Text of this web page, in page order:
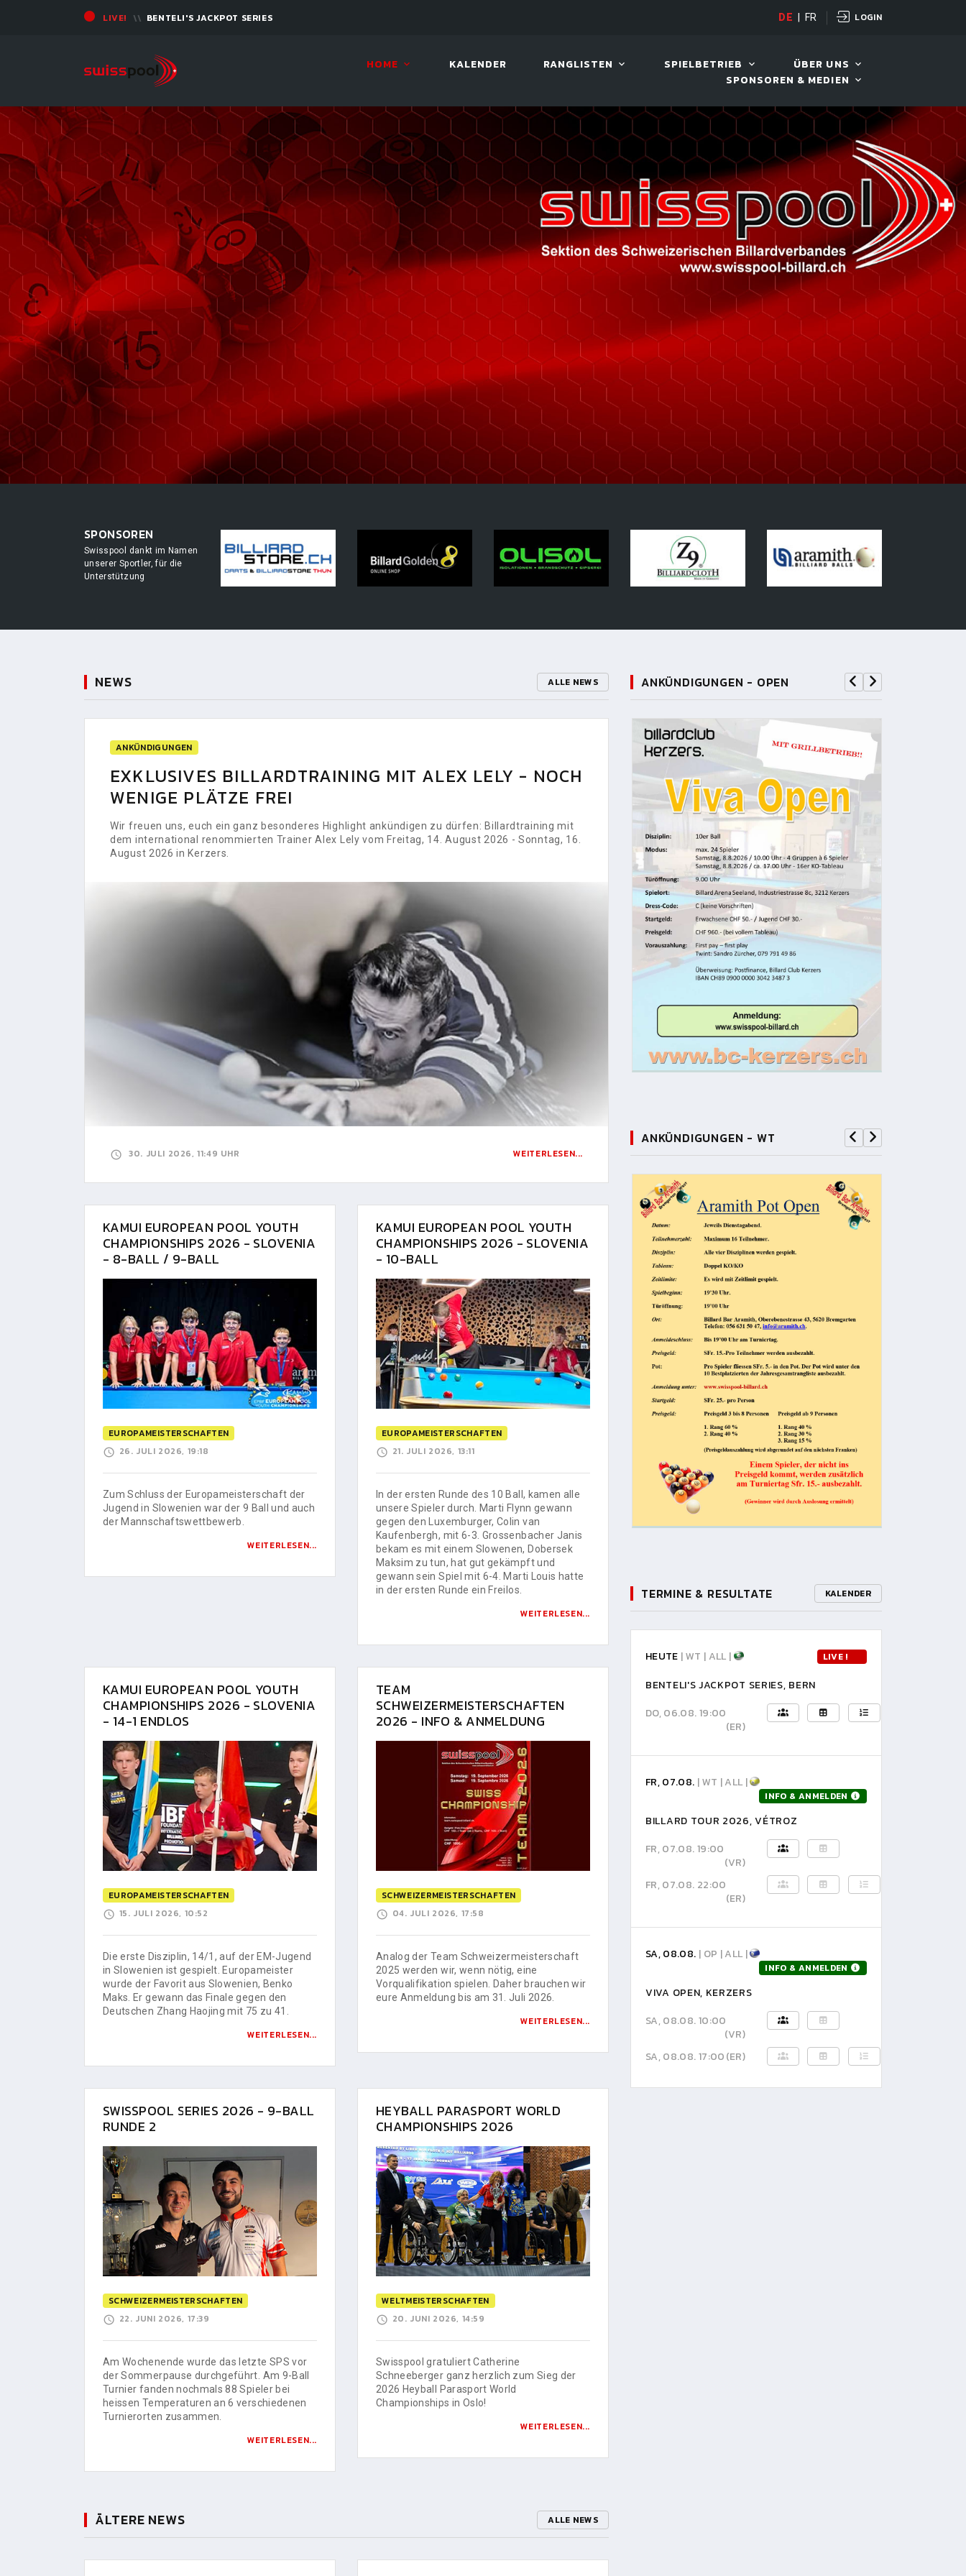
LIVE! BENTELI'S JACKPOT SERIES LIVE! BENTELI'S JACKPOT
DE FR LOGIN
HOME KALENDER RANGLISTEN SPIELBETRIEB
ÜBER UNS
SPONSOREN & MEDIEN
SPONSOREN
Swisspool dankt im Namen
unserer Sportler, für die
Unterstützung
NEWS ALLE NEWS
ANKÜNDIGUNGEN
EXKLUSIVES BILLARDTRAINING MIT ALEX LELY - NOCH
WENIGE PLÄTZE FREI
Wir freuen uns, euch ein ganz besonderes Highlight ankündigen zu dürfen: Billardtraining mit
dem international renommierten Trainer Alex Lely vom Freitag, 14. August 2026 - Sonntag, 16.
August 2026 in Kerzers.
30. JULI 2026, 11:49 UHR WEITERLESEN...
KAMUI EUROPEAN POOL YOUTH
CHAMPIONSHIPS 2026 - SLOVENIA
- 8-BALL / 9-BALL
EUROPAMEISTERSCHAFTEN
26. JULI 2026, 19:18
Zum Schluss der Europameisterschaft der
Jugend in Slowenien war der 9 Ball und auch
der Mannschaftswettbewerb.
WEITERLESEN...
KAMUI EUROPEAN POOL YOUTH
CHAMPIONSHIPS 2026 - SLOVENIA
- 10-BALL
EUROPAMEISTERSCHAFTEN
21. JULI 2026, 13:11
In der ersten Runde des 10 Ball, kamen alle
unsere Spieler durch. Marti Flynn gewann
gegen den Luxemburger, Colin van
Kaufenbergh, mit 6-3. Grossenbacher Janis
bekam es mit einem Slowenen, Dobersek
Maksim zu tun, hat gut gekämpft und
gewann sein Spiel mit 6-4. Marti Louis hatte
in der ersten Runde ein Freilos.
WEITERLESEN...
KAMUI EUROPEAN POOL YOUTH
CHAMPIONSHIPS 2026 - SLOVENIA
- 14-1 ENDLOS
EUROPAMEISTERSCHAFTEN
15. JULI 2026, 10:52
Die erste Disziplin, 14/1, auf der EM-Jugend
in Slowenien ist gespielt. Europameister
wurde der Favorit aus Slowenien, Benko
Maks. Er gewann das Finale gegen den
Deutschen Zhang Haojing mit 75 zu 41.
WEITERLESEN...
TEAM
SCHWEIZERMEISTERSCHAFTEN
2026 - INFO & ANMELDUNG
SCHWEIZERMEISTERSCHAFTEN
04. JULI 2026, 17:58
Analog der Team Schweizermeisterschaft
2025 werden wir, wenn nötig, eine
Vorqualifikation spielen. Daher brauchen wir
eure Anmeldung bis am 31. Juli 2026.
WEITERLESEN...
SWISSPOOL SERIES 2026 - 9-BALL
RUNDE 2
SCHWEIZERMEISTERSCHAFTEN
22. JUNI 2026, 17:39
Am Wochenende wurde das letzte SPS vor
der Sommerpause durchgeführt. Am 9-Ball
Turnier fanden nochmals 88 Spieler bei
heissen Temperaturen an 6 verschiedenen
Turnierorten zusammen.
WEITERLESEN...
HEYBALL PARASPORT WORLD
CHAMPIONSHIPS 2026
WELTMEISTERSCHAFTEN
20. JUNI 2026, 14:59
Swisspool gratuliert Catherine
Schneeberger ganz herzlich zum Sieg der
2026 Heyball Parasport World
Championships in Oslo!
WEITERLESEN...
ÄLTERE NEWS ALLE NEWS
ANKÜNDIGUNGEN - OPEN
ANKÜNDIGUNGEN - WT
TERMINE & RESULTATE KALENDER
HEUTE | WT | ALL | LIVE !
BENTELI'S JACKPOT SERIES, BERN
DO, 06.08. 19:00
(ER)
FR, 07.08. | WT | ALL |
INFO & ANMELDEN
BILLARD TOUR 2026, VÉTROZ
FR, 07.08. 19:00
(VR)
FR, 07.08. 22:00
(ER)
SA, 08.08. | OP | ALL |
INFO & ANMELDEN
VIVA OPEN, KERZERS
SA, 08.08. 10:00
(VR)
SA, 08.08. 17:00(ER)